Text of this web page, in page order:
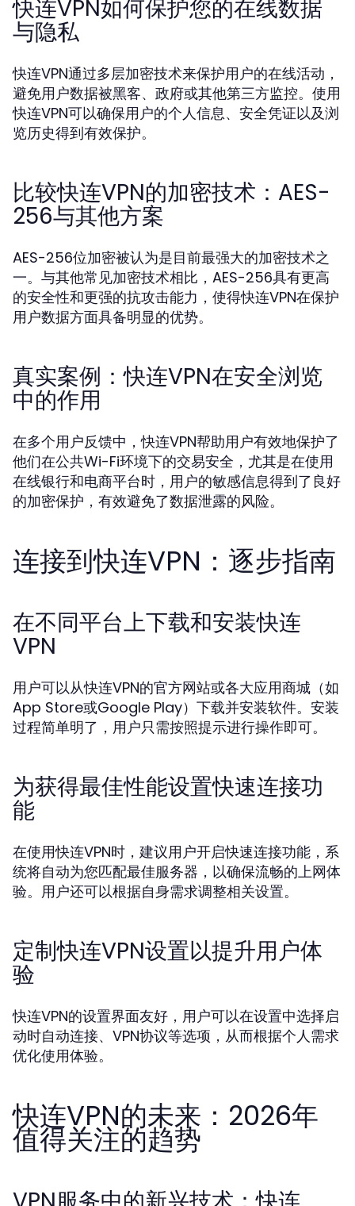
快连VPN如何保护您的在线数据
与隐私
快连VPN通过多层加密技术来保护用户的在线活动，
避免用户数据被黑客、政府或其他第三方监控。使用
快连VPN可以确保用户的个人信息、安全凭证以及浏
览历史得到有效保护。
比较快连VPN的加密技术：AES-
256与其他方案
AES-256位加密被认为是目前最强大的加密技术之
一。与其他常见加密技术相比，AES-256具有更高
的安全性和更强的抗攻击能力，使得快连VPN在保护
用户数据方面具备明显的优势。
真实案例：快连VPN在安全浏览
中的作用
在多个用户反馈中，快连VPN帮助用户有效地保护了
他们在公共Wi-Fi环境下的交易安全，尤其是在使用
在线银行和电商平台时，用户的敏感信息得到了良好
的加密保护，有效避免了数据泄露的风险。
连接到快连VPN：逐步指南
在不同平台上下载和安装快连
VPN
用户可以从快连VPN的官方网站或各大应用商城（如
App Store或Google Play）下载并安装软件。安装
过程简单明了，用户只需按照提示进行操作即可。
为获得最佳性能设置快速连接功
能
在使用快连VPN时，建议用户开启快速连接功能，系
统将自动为您匹配最佳服务器，以确保流畅的上网体
验。用户还可以根据自身需求调整相关设置。
定制快连VPN设置以提升用户体
验
快连VPN的设置界面友好，用户可以在设置中选择启
动时自动连接、VPN协议等选项，从而根据个人需求
优化使用体验。
快连VPN的未来：2026年
值得关注的趋势